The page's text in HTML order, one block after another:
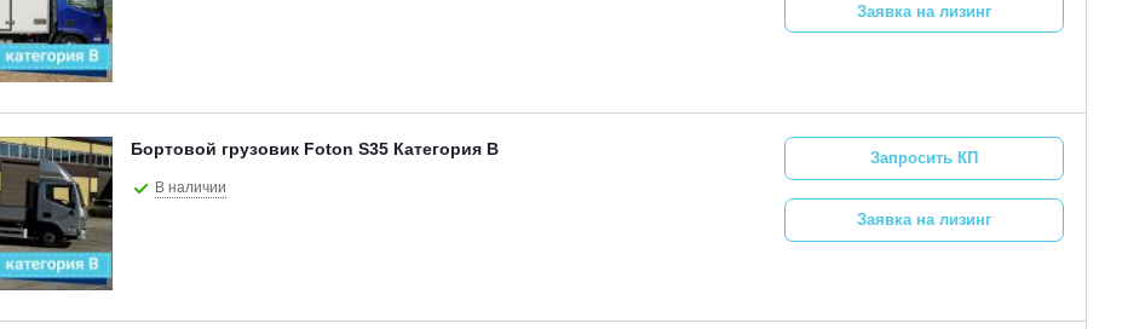
Заявка на лизинг
Бортовой грузовик Foton S35 Категория В
В наличии
Запросить КП
Заявка на лизинг